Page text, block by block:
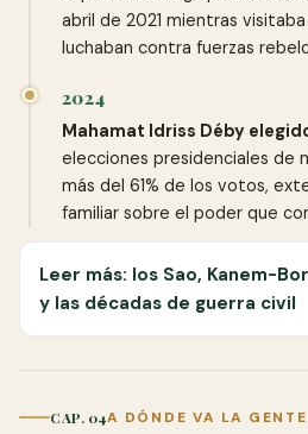
abril de 2021 mientras visitaba
luchaban contra fuerzas
2024
Mahamat Idriss Déby
elecciones presidenciales de
más del 61% de los votos,
familiar sobre el poder que
Leer más: los Sao, Kanem-
y las décadas de guerra civil
CAP. 04A DÓNDE VA LA